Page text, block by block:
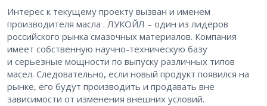
Интерес к текущему проекту вызван и именем
производителя масла ​. ЛУКОЙЛ – ​один из лидеров
российского рынка смазочных материалов. Компания
имеет собственную научно-техническую базу
и серьезные мощности по выпуску различных типов
масел. Следовательно, если новый продукт появился на
рынке, его будут производить и продавать вне
зависимости от изменения внешних условий.